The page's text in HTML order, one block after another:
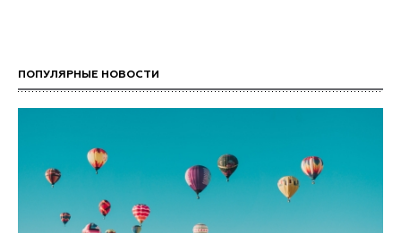
ПОПУЛЯРНЫЕ НОВОСТИ